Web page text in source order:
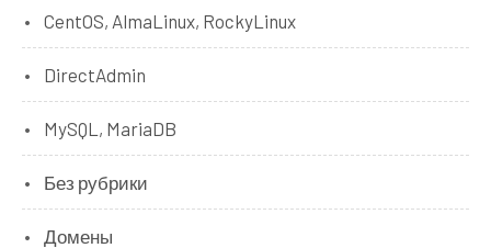
CentOS, AlmaLinux, RockyLinux
DirectAdmin
MySQL, MariaDB
Без рубрики
Домены